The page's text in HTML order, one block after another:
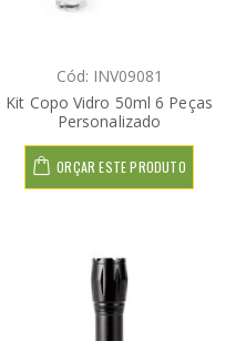
Cód: INV09081
Kit Copo Vidro 50ml 6 Peças
Personalizado
ORÇAR ESTE PRODUTO